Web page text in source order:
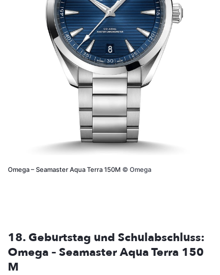
Omega – Seamaster Aqua Terra 150M © Omega
18. Geburtstag und Schulabschluss:
Omega – Seamaster Aqua Terra 150
M